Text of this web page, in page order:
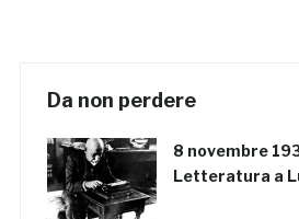
Da non perdere
8 novembre
Letteratura a